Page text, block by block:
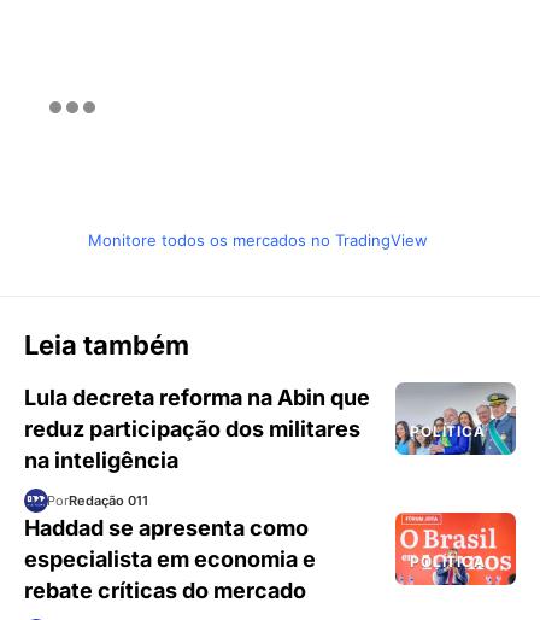
Monitore todos os mercados no TradingView
Leia também
POLÍTICA
Lula decreta reforma na Abin que
reduz participação dos militares
na inteligência
PorRedação 011
POLÍTICA
Haddad se apresenta como
especialista em economia e
rebate críticas do mercado